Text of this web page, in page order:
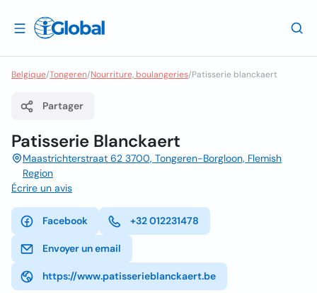
Belgique/Tongeren/Nourriture, boulangeries/Patisserie blanckaert
Partager
Patisserie Blanckaert
Maastrichterstraat 62 3700, Tongeren-Borgloon, Flemish
Region
Écrire un avis
Facebook +32 012231478
Envoyer un email
https://www.patisserieblanckaert.be